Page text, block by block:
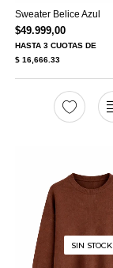
Sweater Belice Azul
$49.999,00
HASTA 3 CUOTASDE
$ 16,666.33
SIN STOCK